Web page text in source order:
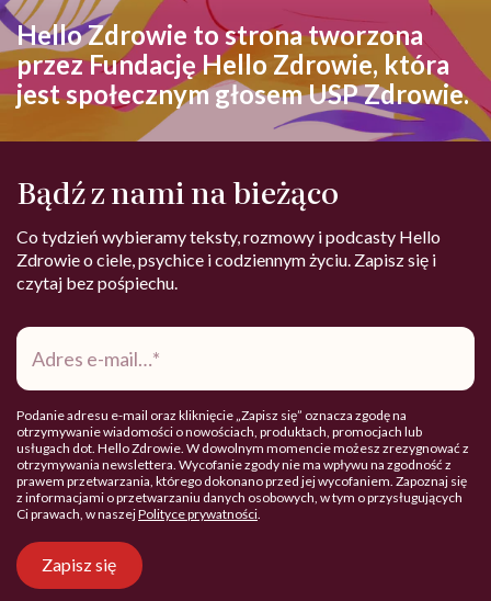
Hello Zdrowie to strona tworzona
przez Fundację Hello Zdrowie, która
jest społecznym głosem USP Zdrowie.
Bądź z nami na bieżąco
Co tydzień wybieramy teksty, rozmowy i podcasty Hello
Zdrowie o ciele, psychice i codziennym życiu. Zapisz się i
czytaj bez pośpiechu.
Adres
mail*
Podanie adresu e-mail oraz kliknięcie „Zapisz się” oznacza zgodę na
otrzymywanie wiadomości o nowościach, produktach, promocjach lub
usługach dot. Hello Zdrowie. W dowolnym momencie możesz zrezygnować z
otrzymywania newslettera. Wycofanie zgody nie ma wpływu na zgodność z
prawem przetwarzania, którego dokonano przed jej wycofaniem. Zapoznaj się
z informacjami o przetwarzaniu danych osobowych, w tym o przysługujących
Ci prawach, w naszejPolityce prywatności
Zapisz się